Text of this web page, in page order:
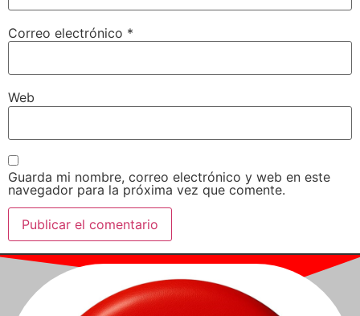
Correo electrónico *
Web
Guarda mi nombre, correo electrónico y web en este
navegador para la próxima vez que comente.